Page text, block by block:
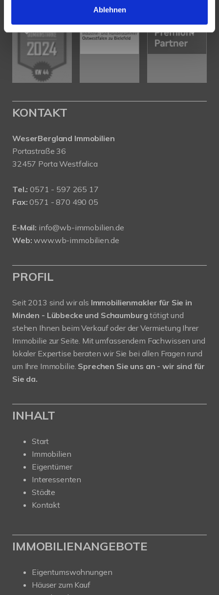
Ablehnen
KONTAKT
WeserBergland Immobilien
Portastraße 36
32457 Porta Westfalica
Tel.: 0571 - 597 265 17
Fax: 0571 - 870 490 05
E-Mail: info@wb-immobilien.de
Web: www.wb-immobilien.de
PROFIL
Seit 2013 sind wir als Immobilienmakler für Sie in
Minden - Lübbecke und Schaumburgtätigt und
stehen Ihnen beim Verkauf oder der Vermietung Ihrer
Immobilie zur Seite. Mit umfassendem Fachwissen und
lokaler Expertise beraten wir Sie bei allen Fragen rund
um Ihre Immobilie. Sprechen Sie uns an - wir sind für
Sie da.
INHALT
Start
Immobilien
Eigentümer
Interessenten
Städte
Kontakt
IMMOBILIENANGEBOTE
Eigentumswohnungen
Häuser zum Kauf